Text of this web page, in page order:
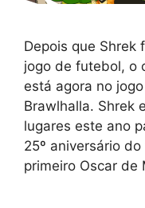
Depois que Shrek
jogo de futebol, o
está agora no
Brawlhalla. Shrek
lugares este ano
25º aniversário
primeiro Oscar de